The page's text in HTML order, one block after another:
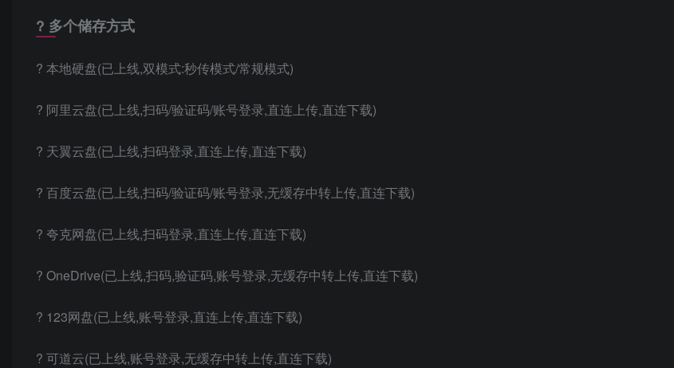
? 多个储存方式
? 本地硬盘(已上线,双模式:秒传模式/常规模式)
? 阿里云盘(已上线,扫码/验证码/账号登录,直连上传,直连下载)
? 天翼云盘(已上线,扫码登录,直连上传,直连下载)
? 百度云盘(已上线,扫码/验证码/账号登录,无缓存中转上传,直连下载)
? 夸克网盘(已上线,扫码登录,直连上传,直连下载)
? OneDrive(已上线,扫码,验证码,账号登录,无缓存中转上传,直连下载)
? 123网盘(已上线,账号登录,直连上传,直连下载)
? 可道云(已上线,账号登录,无缓存中转上传,直连下载)